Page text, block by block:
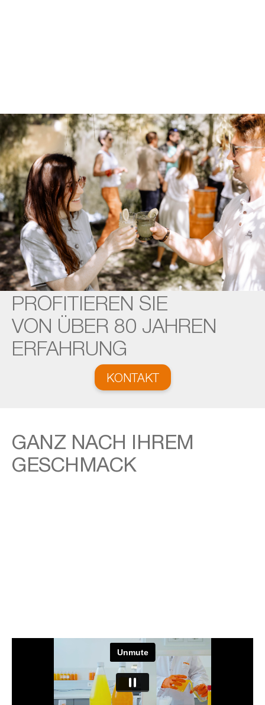
PROFITIEREN SIE
VON ÜBER 80 JAHREN
ERFAHRUNG
KONTAKT
GANZ NACH IHREM
GESCHMACK